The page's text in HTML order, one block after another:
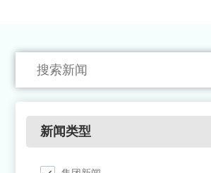
新闻类型